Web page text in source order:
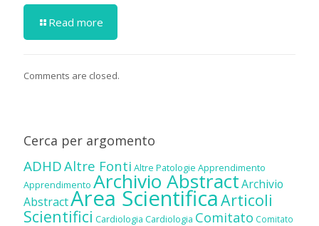
Read more
Comments are closed.
Cerca per argomento
ADHDAltre Fonti Altre Patologie Apprendimento
Apprendimento Archivio AbstractArchivio
AbstractArea ScientificaArticoli
Scientifici Cardiologia Cardiologia Comitato Comitato